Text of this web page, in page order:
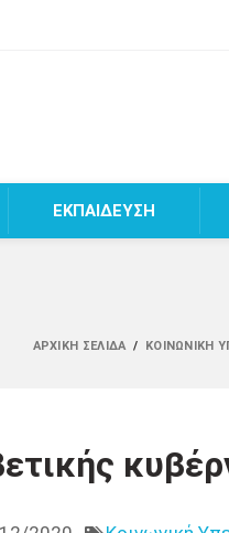
ΕΚΠΑΙΔΕΥΣΗ
ΑΡΧΙΚΉ ΣΕΛΊΔΑ / ΚΟΙΝΩΝΙΚΉ